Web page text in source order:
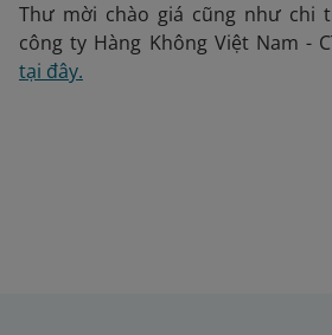
Thư mời chào giá cũng như chi
công ty Hàng Không Việt Nam -
tại đây.